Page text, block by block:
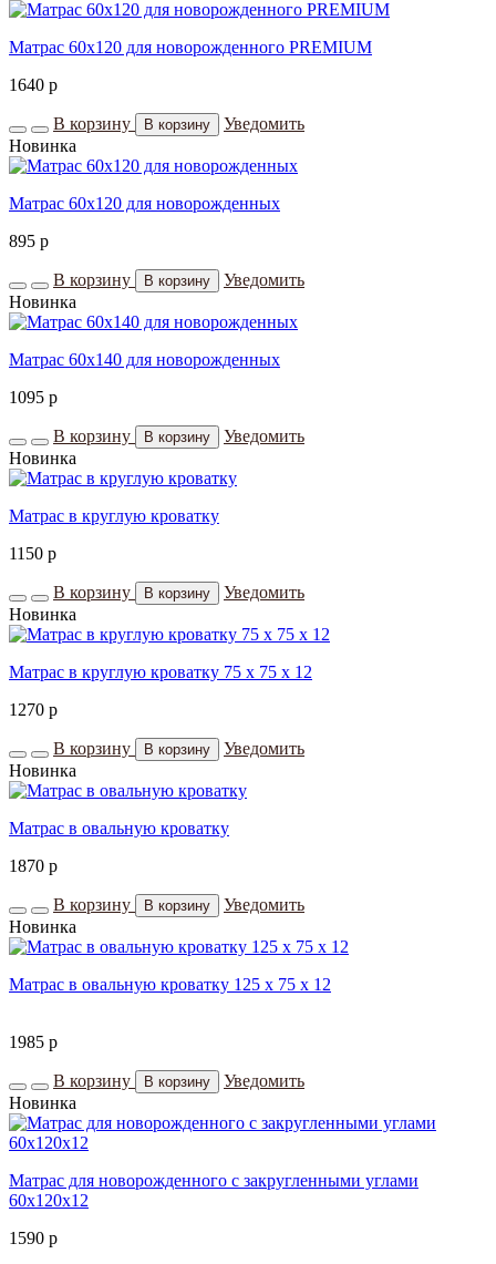
Матрас 60х120 для новорожденного PREMIUM
1640 p
В корзину В корзину
Уведомить
Новинка
Матрас 60х120 для новорожденных
895 p
В корзину В корзину
Уведомить
Новинка
Матрас 60х140 для новорожденных
1095 p
В корзину В корзину
Уведомить
Новинка
Матрас в круглую кроватку
1150 p
В корзину В корзину
Уведомить
Новинка
Матрас в круглую кроватку 75 х 75 х 12
1270 p
В корзину В корзину
Уведомить
Новинка
Матрас в овальную кроватку
1870 p
В корзину В корзину
Уведомить
Новинка
Матрас в овальную кроватку 125 х 75 х 12
1985 p
В корзину В корзину
Уведомить
Новинка
Матрас для новорожденного с закругленными углами
60х120x12
1590 p